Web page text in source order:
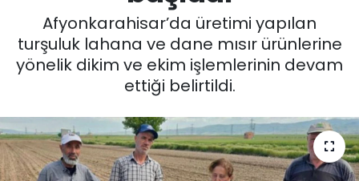
Afyonkarahisar’da üretimi yapılan
turşuluk lahana ve dane mısır ürünlerine
yönelik dikim ve ekim işlemlerinin devam
ettiği belirtildi.
SİYASET
EĞİTİM
SAĞLIK
Tüm Manşetler
Son Dakika Haberleri